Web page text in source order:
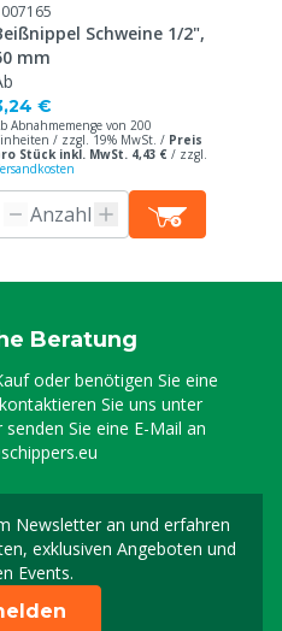
Schweine 1/2",
mm
€
Abnahmemenge von 200
/ zzgl. 19% MwSt. / Preis
Stück inkl. MwSt. 4,43 € / zzgl.
Beratung
oder benötigen Sie eine
Sie uns unter
senden Sie eine E-Mail an
Newsletter an und erfahren
exklusiven Angeboten und
Events.
Melden Sie sich für